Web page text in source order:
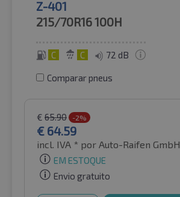
Z-401
215/70R16100H
C C 72 dB
Comparar pneus
€ 65.90 -2%
€ 64.59
incl. IVA * por Auto-Raifen GmbH
EM ESTOQUE
Envio gratuito